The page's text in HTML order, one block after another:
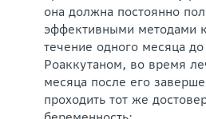
она должна постоянно
эффективными методами
течение одного месяца
Роаккутаном, во время
месяца после его
проходить тот же